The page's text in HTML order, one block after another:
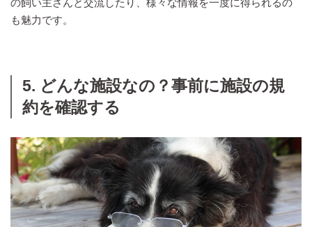
も魅力です。
5. どんな施設なの？事前に施設の規
約を確認する